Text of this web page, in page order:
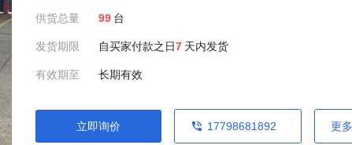
供货总量 99 台
发货期限 自买家付款之日7 天内发货
有效期至 长期有效
立即询价 17798681892 更